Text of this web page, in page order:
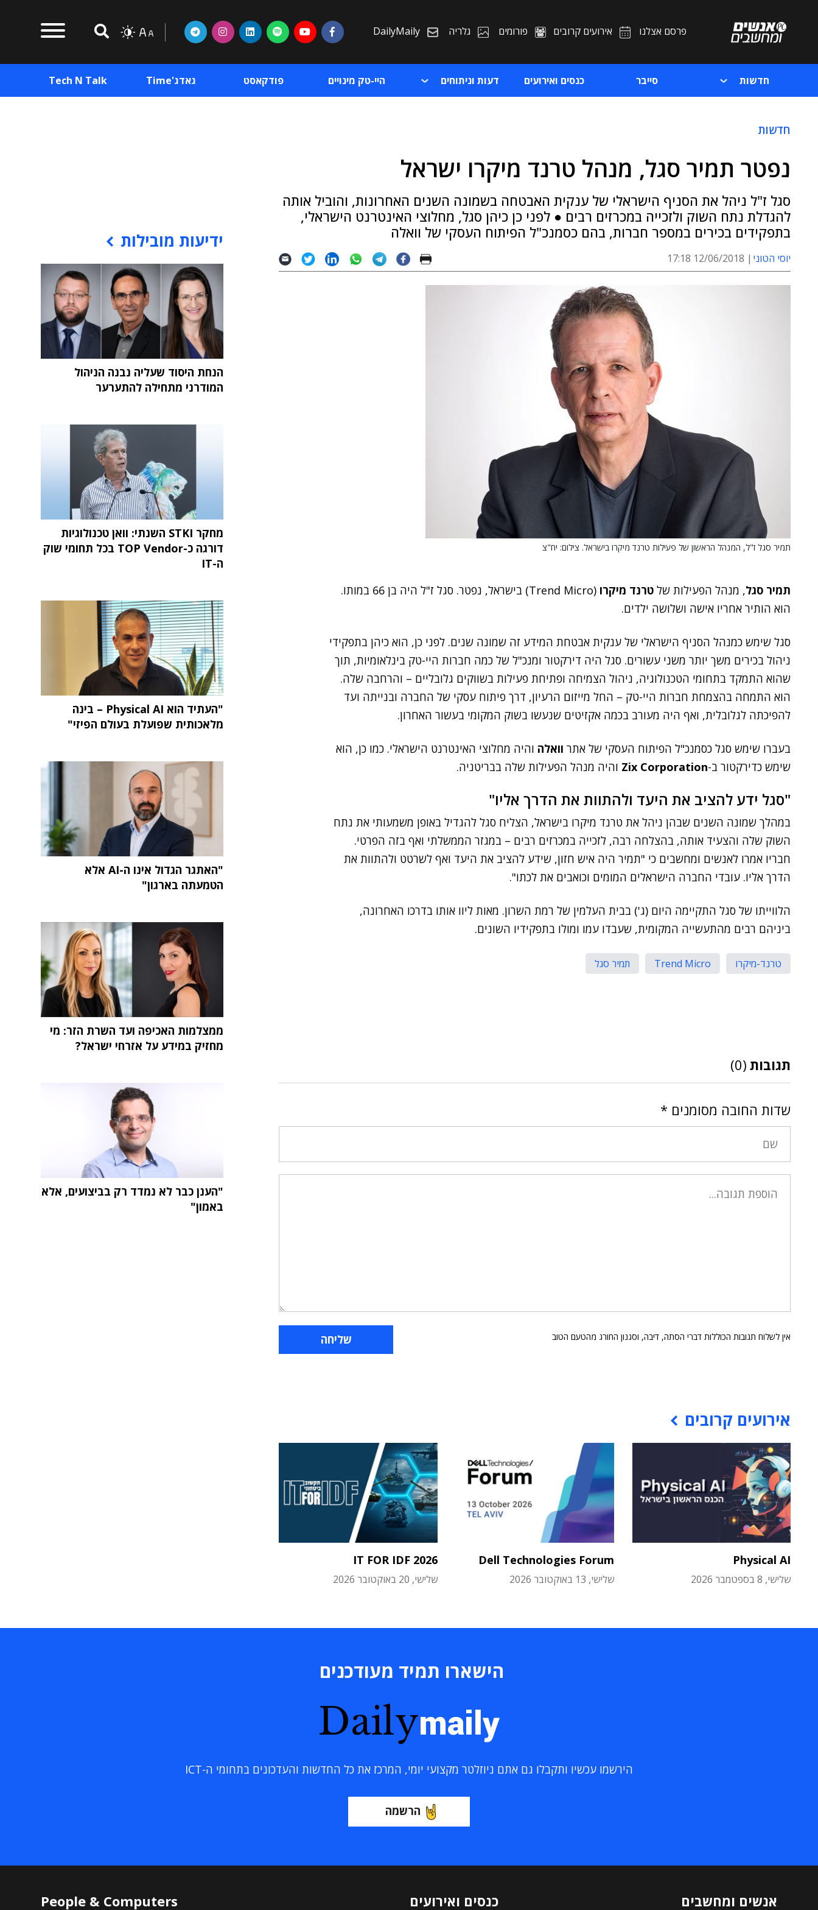
פרסם אצלנו אירועים קרובים פורומים גלריה DailyMaily
חדשות סייבר כנסים ואירועים דעות וניתוחים היי-טק מינויים פודקאסט גאדג'Time Tech N Talk
חדשות
נפטר תמיר סגל, מנהל טרנד מיקרו ישראל
סגל ז"ל ניהל את הסניף הישראלי של ענקית האבטחה בשמונה השנים האחרונות, והוביל אותה
להגדלת נתח השוק ולזכייה במכרזים רבים ● לפני כן כיהן סגל, מחלוצי האינטרנט הישראלי,
בתפקידים בכירים במספר חברות, בהם כסמנכ"ל הפיתוח העסקי של וואלה
יוסי הטוני 12/06/2018 17:18
תמיר סגל ז"ל, המנהל הראשון של פעילות טרנד מיקרו בישראל. צילום: יח"צ
תמיר סגל, מנהל הפעילות של טרנד מיקרו
(Trend Micro) בישראל, נפטר. סגל ז"ל היה בן 66 במותו.
הוא הותיר אחריו אישה ושלושה ילדים.
סגל שימש כמנהל הסניף הישראלי של ענקית אבטחת המידע זה שמונה שנים. לפני כן, הוא כיהן בתפקידי
ניהול בכירים משך יותר משני עשורים. סגל היה דירקטור ומנכ"ל של כמה חברות היי-טק בינלאומיות, תוך
שהוא התמקד בתחומי הטכנולוגיה, ניהול הצמיחה ופתיחת פעילות בשווקים גלובליים – והרחבה שלה.
הוא התמחה בהצמחת חברות היי-טק – החל מייזום הרעיון, דרך פיתוח עסקי של החברה ובנייתה ועד
להפיכתה לגלובלית, ואף היה מעורב בכמה אקזיטים שנעשו בשוק המקומי בעשור האחרון.
בעברו שימש סגל כסמנכ"ל הפיתוח העסקי של אתר וואלה והיה מחלוצי האינטרנט הישראלי. כמו כן, הוא
שימש כדירקטור ב-Zix Corporation והיה מנהל הפעילות שלה בבריטניה.
"סגל ידע להציב את היעד ולהתוות את הדרך אליו"
במהלך שמונה השנים שבהן ניהל את טרנד מיקרו בישראל, הצליח סגל להגדיל באופן משמעותי את נתח
השוק שלה והצעיד אותה, בהצלחה רבה, לזכייה במכרזים רבים – במגזר הממשלתי ואף בזה הפרטי.
חבריו אמרו לאנשים ומחשבים כי "תמיר היה איש חזון, שידע להציב את היעד ואף לשרטט ולהתוות את
הדרך אליו. עובדי החברה הישראלים המומים וכואבים את לכתו".
הלווייתו של סגל התקיימה היום (ג') בבית העלמין של רמת השרון. מאות ליוו אותו בדרכו האחרונה,
ביניהם רבים מהתעשייה המקומית, שעבדו עמו ומולו בתפקידיו השונים.
טרנד-מיקרו Trend Micro תמיר סגל
תגובות (0)
שדות החובה מסומנים *
אין לשלוח תגובות הכוללות דברי הסתה, דיבה, וסגנון החורג מהטעם הטוב
אירועים קרובים
Physical AI
שלישי, 8 בספטמבר 2026
Dell Technologies Forum
שלישי, 13 באוקטובר 2026
IT FOR IDF 2026
שלישי, 20 באוקטובר 2026
ידיעות מובילות
הנחת היסוד שעליה נבנה הניהול
המודרני מתחילה להתערער
מחקר STKI השנתי: וואן טכנולוגיות
דורגה כ-TOP Vendor בכל תחומי שוק
ה-IT
"העתיד הוא Physical AI – בינה
מלאכותית שפועלת בעולם הפיזי"
"האתגר הגדול אינו ה-AI אלא
הטמעתה בארגון"
ממצלמות האכיפה ועד השרת הזר: מי
מחזיק במידע על אזרחי ישראל?
"הענן כבר לא נמדד רק בביצועים, אלא
באמון"
הישארו תמיד מעודכנים
Dailymaily
הירשמו עכשיו ותקבלו גם אתם ניוזלטר מקצועי יומי, המרכז את כל החדשות והעדכונים בתחומי ה-ICT
הרשמה
אנשים ומחשבים כנסים ואירועים People & Computers